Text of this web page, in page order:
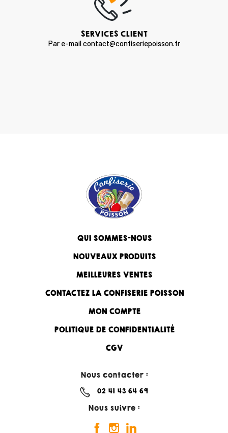
SERVICES CLIENT
Par e-mail contact@confiseriepoisson.fr
QUI SOMMES-NOUS
NOUVEAUX PRODUITS
MEILLEURES VENTES
CONTACTEZ LA CONFISERIE POISSON
MON COMPTE
POLITIQUE DE CONFIDENTIALITÉ
CGV
Nous contacter :
02 41 43 64 69
Nous suivre :